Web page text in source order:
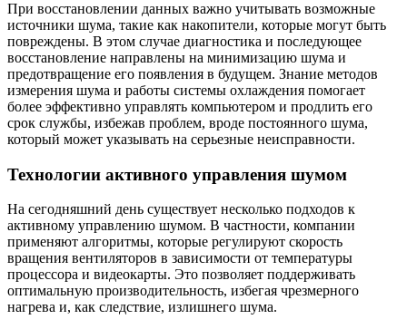
При восстановлении данных важно учитывать возможные
источники шума, такие как накопители, которые могут быть
повреждены. В этом случае диагностика и последующее
восстановление направлены на минимизацию шума и
предотвращение его появления в будущем. Знание методов
измерения шума и работы системы охлаждения помогает
более эффективно управлять компьютером и продлить его
срок службы, избежав проблем, вроде постоянного шума,
который может указывать на серьезные неисправности.
Технологии активного управления шумом
На сегодняшний день существует несколько подходов к
активному управлению шумом. В частности, компании
применяют алгоритмы, которые регулируют скорость
вращения вентиляторов в зависимости от температуры
процессора и видеокарты. Это позволяет поддерживать
оптимальную производительность, избегая чрезмерного
нагрева и, как следствие, излишнего шума.